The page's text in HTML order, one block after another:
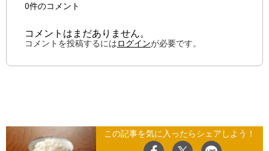
0件のコメント
コメントはまだありません。
コメントを投稿するにはログインが必要です。
この記事を気に入ったらシェアしよう！